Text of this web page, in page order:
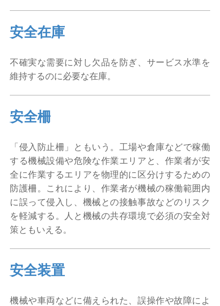
安全在庫
不確実な需要に対し欠品を防ぎ、サービス水準を
維持するのに必要な在庫。
安全柵
「侵入防止柵」ともいう。工場や倉庫などで稼働
する機械設備や危険な作業エリアと、作業者が安
全に作業するエリアを物理的に区分けするための
防護柵。これにより、作業者が機械の稼働範囲内
に誤って侵入し、機械との接触事故などのリスク
を軽減する。人と機械の共存環境で必須の安全対
策ともいえる。
安全装置
機械や車両などに備えられた、誤操作や故障によ